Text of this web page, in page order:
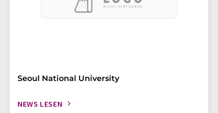
Seoul National University
NEWS LESEN